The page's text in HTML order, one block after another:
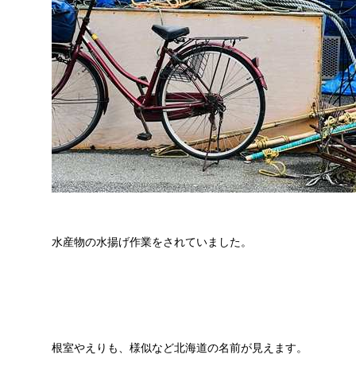
水産物の水揚げ作業をされていました。
根室やえりも、様似など北海道の名前が見えます。